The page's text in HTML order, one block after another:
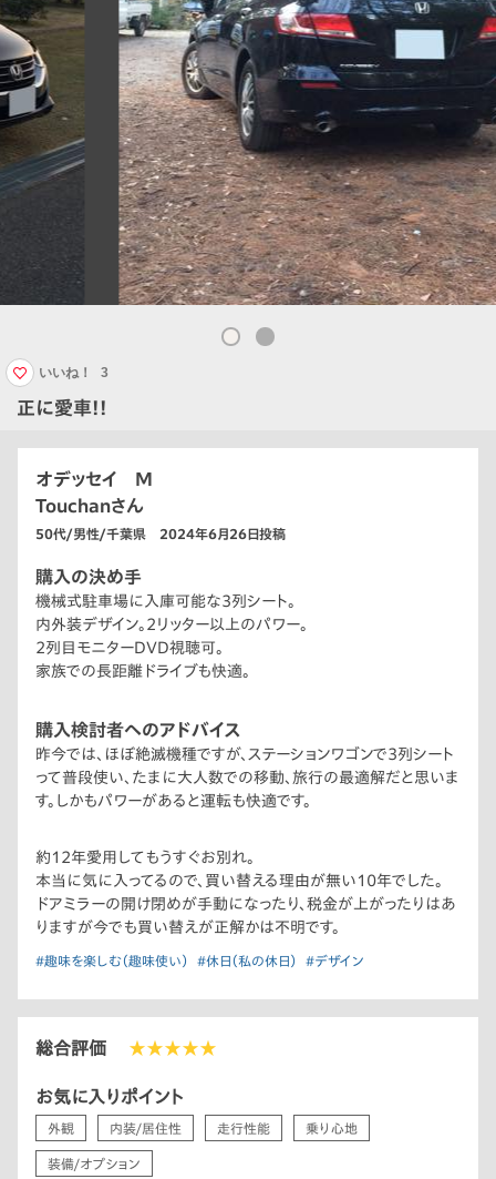
正に愛車!!
いいね！ 3
オデッセイ M
Touchanさん
50代/男性/千葉県 2024年6月26日投稿
購入の決め手
機械式駐車場に入庫可能な3列シート。
内外装デザイン。2リッター以上のパワー。
2列目モニターDVD視聴可。
家族での長距離ドライブも快適。
購入検討者へのアドバイス
昨今では、ほぼ絶滅機種ですが、ステーションワゴンで3列シート
って普段使い、たまに大人数での移動、旅行の最適解だと思いま
す。しかもパワーがあると運転も快適です。
約12年愛用してもうすぐお別れ。
本当に気に入ってるので、買い替える理由が無い10年でした。
ドアミラーの開け閉めが手動になったり、税金が上がったりはあ
りますが今でも買い替えが正解かは不明です。
#趣味を楽しむ（趣味使い） #休日（私の休日） #デザイン
総合評価 ★★★★★
お気に入りポイント
外観 内装/居住性 走行性能 乗り心地
装備/オプション